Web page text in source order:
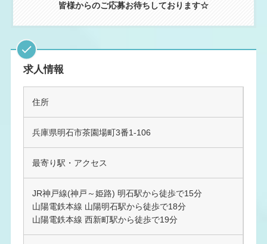
皆様からのご応募お待ちしております☆
求人情報
住所
兵庫県明石市茶園場町3番1-106
最寄り駅・アクセス
JR神戸線(神戸～姫路) 明石駅から徒歩で15分
山陽電鉄本線 山陽明石駅から徒歩で18分
山陽電鉄本線 西新町駅から徒歩で19分